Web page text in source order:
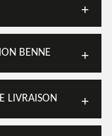
BENNE
LIVRAISON